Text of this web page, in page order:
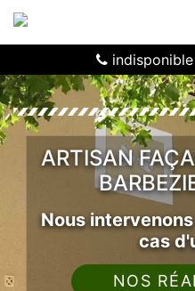
indisponible
ARTISAN
Nous
cas
NOS